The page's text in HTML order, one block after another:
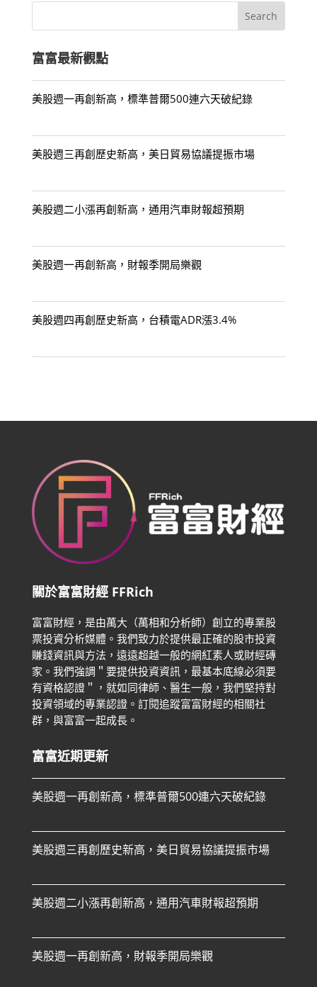
富富最新觀點
美股週一再創新高，標準普爾500連六天破紀錄
美股週三再創歷史新高，美日貿易協議提振市場
美股週二小漲再創新高，通用汽車財報超預期
美股週一再創新高，財報季開局樂觀
美股週四再創歷史新高，台積電ADR漲3.4%
關於富富財經 FFRich
富富財經，是由萬大（萬相和分析師）創立的專業股
票投資分析媒體。我們致力於提供最正確的股市投資
賺錢資訊與方法，遠遠超越一般的網紅素人或財經磚
家。 我們強調＂要提供投資資訊，最基本底線必須要
有資格認證＂，就如同律師、醫生一般，我們堅持對
投資領域的專業認證。 訂閱追蹤富富財經的相關社
群，與富富一起成長。
富富近期更新
美股週一再創新高，標準普爾500連六天破紀錄
美股週三再創歷史新高，美日貿易協議提振市場
美股週二小漲再創新高，通用汽車財報超預期
美股週一再創新高，財報季開局樂觀